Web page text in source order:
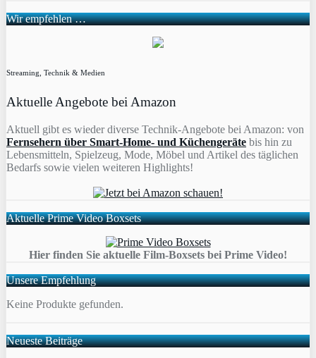
Wir empfehlen …
Streaming, Technik & Medien
Aktuelle Angebote bei Amazon
Aktuell gibt es wieder diverse Technik-Angebote bei Amazon: von
Fernsehern über Smart-Home- und Küchengeräte bis hin zu
Lebensmitteln, Spielzeug, Mode, Möbel und Artikel des täglichen
Bedarfs sowie vielen weiteren Highlights!
Aktuelle Prime Video Boxsets
Hier finden Sie aktuelle Film-Boxsets bei Prime Video!
Unsere Empfehlung
Keine Produkte gefunden.
Neueste Beiträge